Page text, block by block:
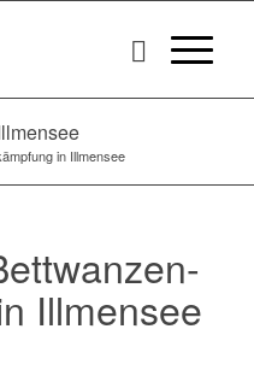
in Illmensee
Illmensee